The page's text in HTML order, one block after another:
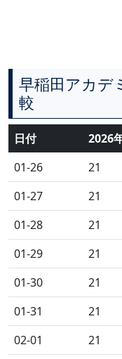
早稲田アカデ
較
日付 2026
01-26
21
01-27
21
01-28
21
01-29
21
01-30
21
01-31
21
02-01
21